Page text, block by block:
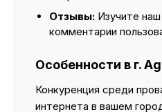
Отзывы: Изучите наш
комментарии
Особенности в г.
Конкуренция среди
интернета в вашем